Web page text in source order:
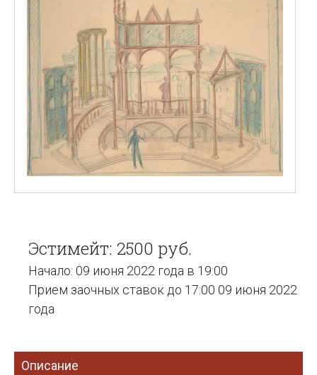
Эстимейт: 2500 руб.
Начало: 09 июня 2022 года в 19:00
Прием заочных ставок до 17:00 09 июня 2022
года
Описание